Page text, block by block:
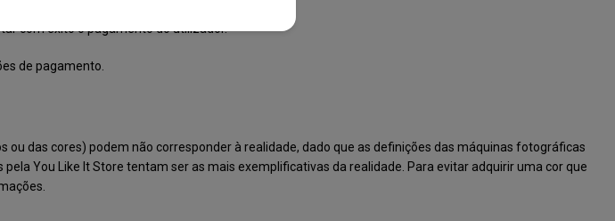
com êxito o pagamento do utilizador.
de pagamento.
das cores) podem não corresponder à realidade, dado que as definições das máquinas fotográficas
You Like It Store tentam ser as mais exemplificativas da realidade. Para evitar adquirir uma cor que